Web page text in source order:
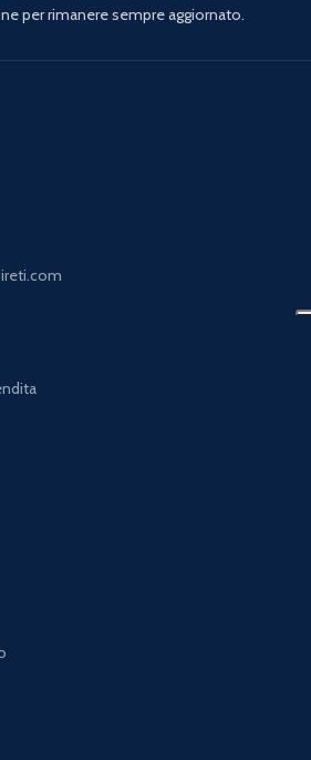
per rimanere sempre aggiornato.